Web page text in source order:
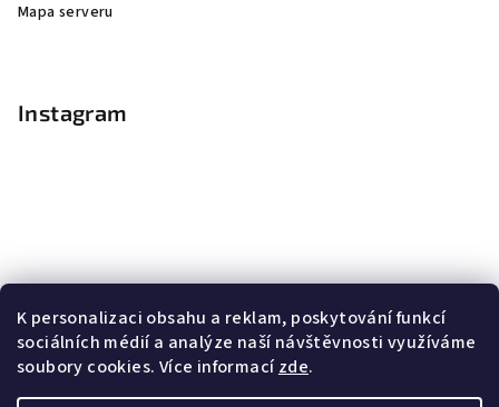
K personalizaci obsahu a reklam, poskytování funkcí
sociálních médií a analýze naší návštěvnosti využíváme
soubory cookies. Více informacízde.
Mapa serveru
Instagram